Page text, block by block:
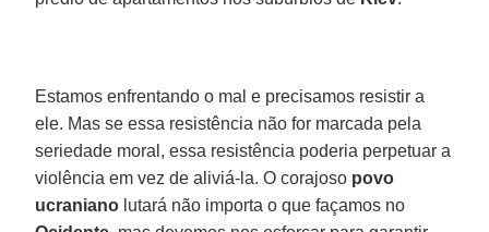
Estamos enfrentando o mal e precisamos resistir a
ele. Mas se essa resistência não for marcada pela
seriedade moral, essa resistência poderia perpetuar a
violência em vez de aliviá-la. O corajoso povo
ucraniano lutará não importa o que façamos no